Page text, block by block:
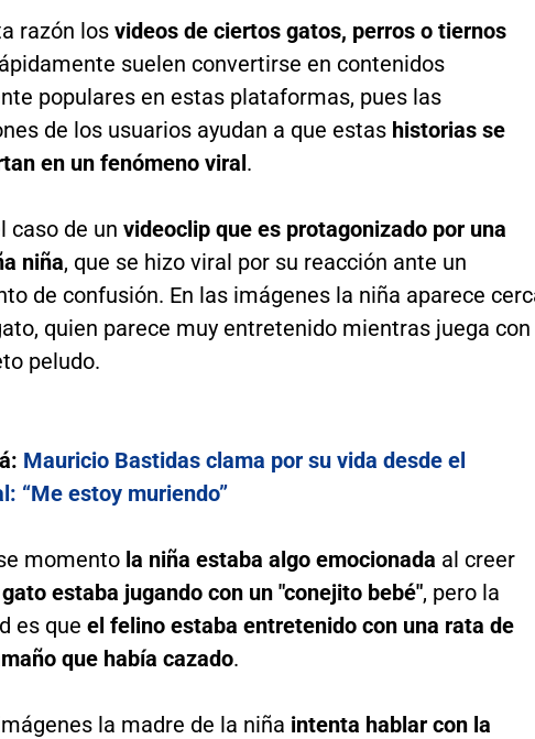
razón los videos de ciertos gatos, perros o tiernos
suelen convertirse en contenidos
populares en estas plataformas, pues las
de los usuarios ayudan a que estas historias se
en un fenómeno viral.
caso de un videoclip que es protagonizado por una
niña, que se hizo viral por su reacción ante un
de confusión. En las imágenes la niña aparece
quien parece muy entretenido mientras juega con
peludo.
Mauricio Bastidas clama por su vida desde el
“Me estoy muriendo”
momento la niña estaba algo emocionada al creer
gato estaba jugando con un "conejito bebé", pero la
es que el felino estaba entretenido con una rata de
que había cazado.
la madre de la niña intenta hablar con la